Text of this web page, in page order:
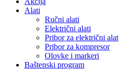
Alati
Ručni alati
Električni alati
Pribor za električni alat
Pribor za kompresor
Olovke i markeri
Baštenski program